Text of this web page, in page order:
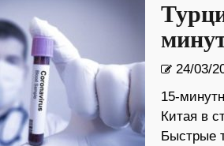
24/03/
15-
Китая в
Быстрые